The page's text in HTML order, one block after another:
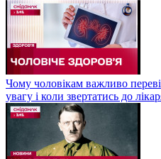
Чому чоловікам важливо
увагу і коли звертатись до